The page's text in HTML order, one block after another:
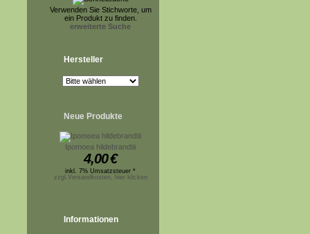
Verwenden Sie Stichworte, um
ein Produkt zu finden.
erweiterte Suche
Hersteller
Neue Produkte
Ipomoea hildebrandtii
4,00€
inkl. 7% Umsatzsteuer *
zzgl.Versandkosten, hier klicken
Informationen